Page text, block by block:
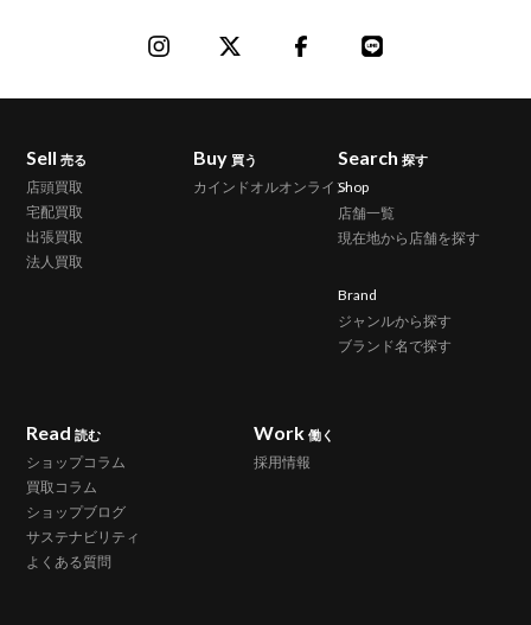
Sell売る
店頭買取
宅配買取
出張買取
法人買取
Buy 買う
カインドオルオンライン
Search 探す
Shop
店舗一覧
現在地から店舗を探す
Brand
ジャンルから探す
ブランド名で探す
Read読む
ショップコラム
買取コラム
ショップブログ
サステナビリティ
よくある質問
Work 働く
採用情報